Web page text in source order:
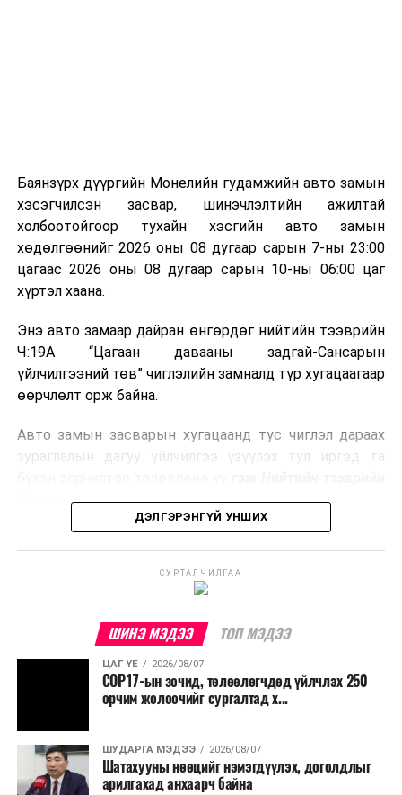
болон дулааны эрчим хүч үйлдвэрлэхэд ашиглаж
болдог. Зарим технологийн хувьд шаталтын дараа
үлдэх үнснээс фосфор зэрэг ашигт эрдсийг сэргээн
авах боломжтой аж.
байна. Тухайлбал, Германд лаг шатаах үйлдвэрээс
гарсан үнснээс фосфор сэргээн авах технологи
ашигладаг бол Нидерландад төвлөрсөн лаг
боловсруулах үйлдвэрүүдээр дулаан, цахилгаан
Ийнхүү лаг хатаах, шатаах технологийг лагийн
улсад өргөн ашиглаж байна.
Баянзүрх дүүргийн Монелийн гудамжийн авто замын
хэсэгчилсэн засвар, шинэчлэлтийн ажилтай
холбоотойгоор тухайн хэсгийн авто замын
хөдөлгөөнийг 2026 оны 08 дугаар сарын 7-ны 23:00
цагаас 2026 оны 08 дугаар сарын 10-ны 06:00 цаг
хүртэл хаана.
Энэ авто замаар дайран өнгөрдөг нийтийн тээврийн
Ч:19А “Цагаан давааны задгай-Сансарын
үйлчилгээний төв” чиглэлийн замналд түр хугацаагаар
өөрчлөлт орж байна.
Авто замын засварын хугацаанд тус чиглэл дараах
зураглалын дагуу үйлчилгээ үзүүлэх тул иргэд та
бодлогын газраас мэдээллээ.
ДЭЛГЭРЭНГҮЙ УНШИХ
СУРТАЛЧИЛГАА
ШИНЭ МЭДЭЭ ТОП МЭДЭЭ
ЦАГ ҮЕ 2026/08/07
COP17-ын зочид, төлөөлөгчдөд үйлчлэх 250
орчим жолоочийг сургалтад х...
ШУДАРГА МЭДЭЭ 2026/08/07
Шатахууны нөөцийг нэмэгдүүлэх, доголдлыг
арилгахад анхаарч байна